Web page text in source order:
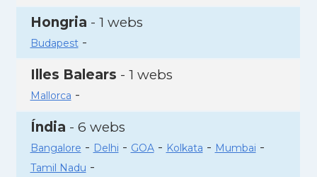
Hongria - 1 webs
Budapest-
Illes Balears - 1 webs
Mallorca -
Índia - 6 webs
Bangalore - Delhi - GOA- Kolkata - Mumbai -
Tamil Nadu -